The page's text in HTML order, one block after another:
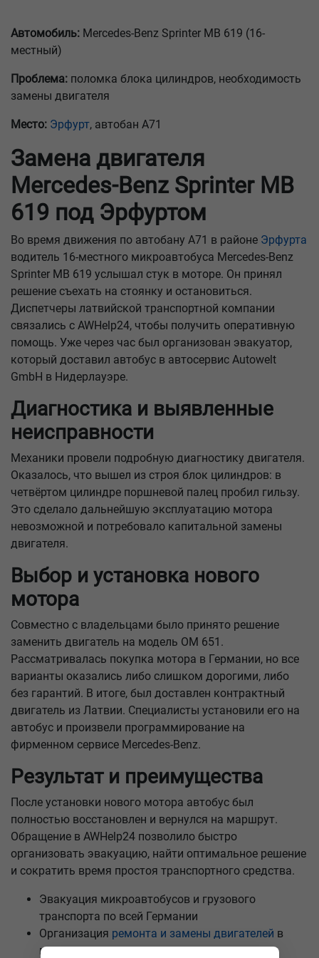
Автомобиль: Mercedes-Benz Sprinter MB 619 (16-
местный)
Проблема: поломка блока цилиндров, необходимость
замены двигателя
Место: Эрфурт, автобан A71
Замена двигателя
Mercedes-Benz Sprinter MB
619 под Эрфуртом
Во время движения по автобану A71 в районе Эрфурта
водитель 16-местного микроавтобуса Mercedes-Benz
Sprinter MB 619 услышал стук в моторе. Он принял
решение съехать на стоянку и остановиться.
Диспетчеры латвийской транспортной компании
связались с AWHelp24, чтобы получить оперативную
помощь. Уже через час был организован эвакуатор,
который доставил автобус в автосервис Autowelt
GmbH в Нидерлауэре.
Диагностика и выявленные
неисправности
Механики провели подробную диагностику двигателя.
Оказалось, что вышел из строя блок цилиндров: в
четвёртом цилиндре поршневой палец пробил гильзу.
Это сделало дальнейшую эксплуатацию мотора
невозможной и потребовало капитальной замены
двигателя.
Выбор и установка нового
мотора
Совместно с владельцами было принято решение
заменить двигатель на модель OM 651.
Рассматривалась покупка мотора в Германии, но все
варианты оказались либо слишком дорогими, либо
без гарантий. В итоге, был доставлен контрактный
двигатель из Латвии. Специалисты установили его на
автобус и произвели программирование на
фирменном сервисе Mercedes-Benz.
Результат и преимущества
После установки нового мотора автобус был
полностью восстановлен и вернулся на маршрут.
Обращение в AWHelp24 позволило быстро
организовать эвакуацию, найти оптимальное решение
и сократить время простоя транспортного средства.
Эвакуация микроавтобусов и грузового
транспорта по всей Германии
Организация ремонта и замены двигателей в
проверенных сервисах